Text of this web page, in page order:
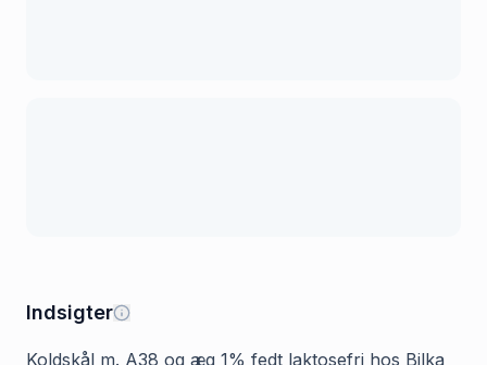
Indsigter
Koldskål m. A38 og æg 1% fedt laktosefri hos Bilka